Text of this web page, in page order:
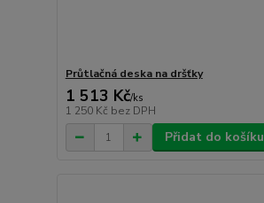
Průtlačná deska na dršťky
1 513 Kč/ks
1 250 Kč bez DPH
Přidat do košíku